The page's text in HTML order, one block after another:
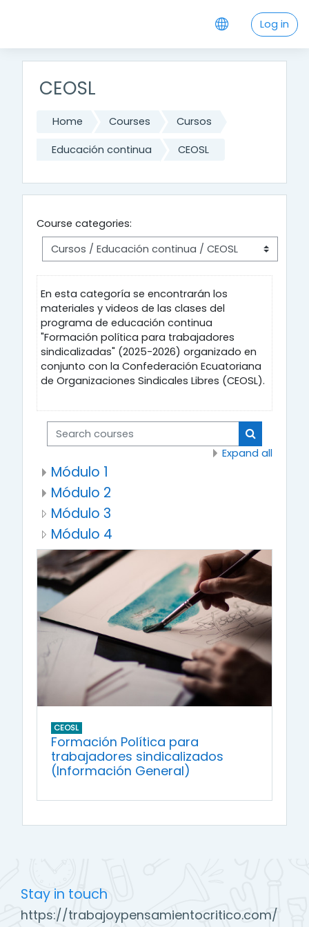
Log in
CEOSL
Home Courses Cursos
Educación continua CEOSL
Course categories:
En esta categoría se encontrarán los
materiales y videos de las clases del
programa de educación continua
"Formación política para trabajadores
sindicalizadas" (2025-2026) organizado en
conjunto con la Confederación Ecuatoriana
de Organizaciones Sindicales Libres (CEOSL).
Search courses
Search
Expand all
Módulo 1
Módulo 2
Módulo 3
Módulo 4
CEOSL
Formación Política para
trabajadores sindicalizados
(Información General)
Stay in touch
https://trabajoypensamientocritico.com/